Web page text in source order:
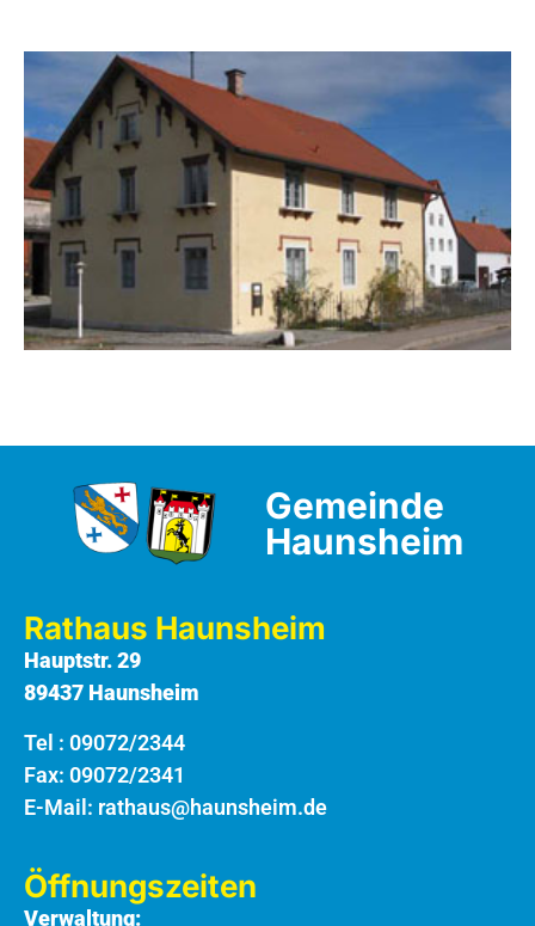
Gemeinde
Haunsheim
Rathaus Haunsheim
Hauptstr. 29
89437 Haunsheim
Tel : 09072/2344
Fax: 09072/2341
E-Mail: rathaus@haunsheim.de
Öffnungszeiten
Verwaltung: